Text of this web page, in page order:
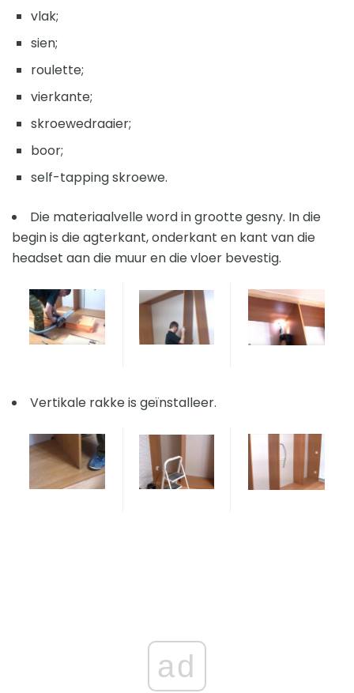
vlak;
sien;
roulette;
vierkante;
skroewedraaier;
boor;
self-tapping skroewe.
Die materiaalvelle word in grootte gesny. In die
begin is die agterkant, onderkant en kant van die
headset aan die muur en die vloer bevestig.
Vertikale rakke is geïnstalleer.
ad